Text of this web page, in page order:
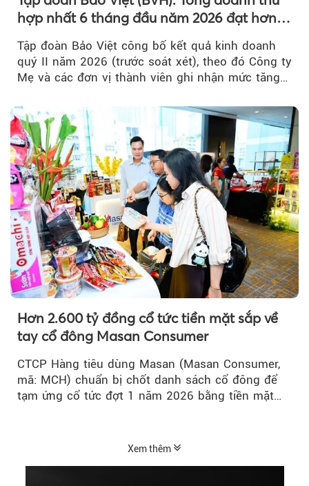
hợp nhất 6 tháng đầu năm 2026 đạt hơn
Tập đoàn Bảo Việt công bố kết quả kinh doanh
quý II năm 2026 (trước soát xét), theo đó Công ty
Mẹ và các đơn vị thành viên ghi nhận mức tăng
Hơn 2.600 tỷ đồng cổ tức tiền mặt sắp về
tay cổ đông Masan Consumer
CTCP Hàng tiêu dùng Masan (Masan Consumer,
mã: MCH) chuẩn bị chốt danh sách cổ đông để
tạm ứng cổ tức đợt 1 năm 2026 bằng tiền mặt
Xem thêm